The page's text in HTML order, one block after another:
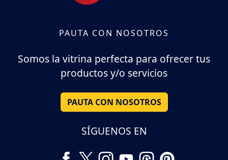
PAUTA CON NOSOTROS
Somos la vitrina perfecta para ofrecer tus
productos y/o servicios
PAUTA CON NOSOTROS
SÍGUENOS EN